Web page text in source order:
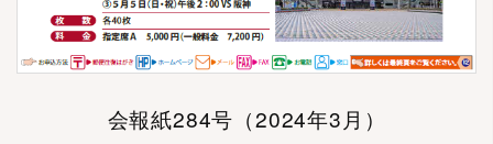
会報紙284号（2024年3月）